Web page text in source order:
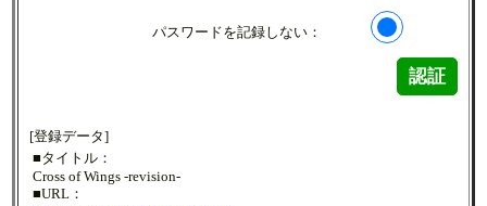
パスワードを記録しない：
認証
[登録データ]
■タイトル：
Cross of Wings -revision-
■URL：